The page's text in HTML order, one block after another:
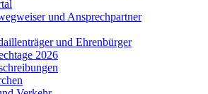
und Ansprechpartner
und Ehrenbürger
2026